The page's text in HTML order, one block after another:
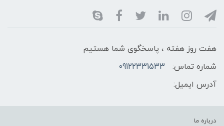
هفت روز هفته ، پاسخگوی شما هستیم
شماره تماس:
09122331533
آدرس ایمیل:
درباره ما